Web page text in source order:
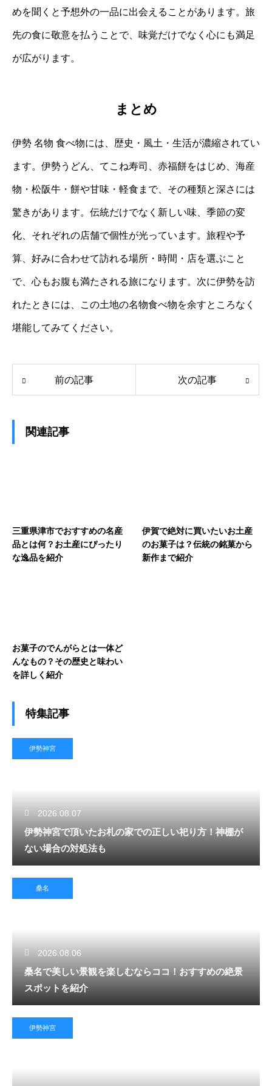
めを聞くと予想外の一品に出会えることがあります。旅
先の食に敬意を払うことで、味覚だけでなく心にも満足
が広がります。
まとめ
伊勢 名物 食べ物には、歴史・風土・生活が濃縮されてい
ます。伊勢うどん、てこね寿司、赤福餅をはじめ、海産
物・松阪牛・餅や甘味・軽食まで、その種類と深さには
驚きがあります。伝統だけでなく新しい味、季節の変
化、それぞれの店舗で個性が光っています。旅程や予
算、好みに合わせて訪れる場所・時間・店を選ぶこと
で、心もお腹も満たされる旅になります。次に伊勢を訪
れたときには、この土地の名物食べ物を余すところなく
堪能してみてください。
前の記事 次の記事
関連記事
三重県津市でおすすめの名産
品とは何？お土産にぴったり
な逸品を紹介
伊賀で絶対に買いたいお土産
のお菓子は？伝統の銘菓から
新作まで紹介
お菓子のでんがらとは一体ど
んなもの？その歴史と味わい
を詳しく紹介
特集記事
伊勢神宮
2026.08.07
伊勢神宮で頂いたお札の家での正しい祀り方！神棚が
ない場合の対処法も
桑名
2026.08.06
桑名で美しい景観を楽しむならココ！おすすめの絶景
スポットを紹介
伊勢神宮